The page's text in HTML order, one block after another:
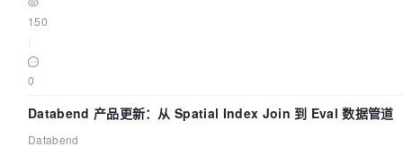
150
0
Databend 产品更新：从 Spatial Index Join 到 Eval 数据管道
Databend